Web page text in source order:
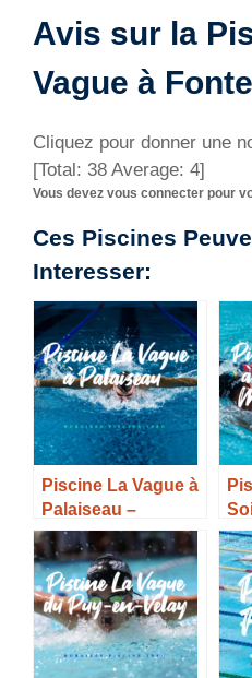
Avis sur la
Vague à
Cliquez pour donner une
[Total: 38 Average: 4]
Vous devez vous connecter pour
Ces Piscines
Interesser:
Piscine La Vague à
Palaiseau –
Horaires, Tarifs et
Infos –